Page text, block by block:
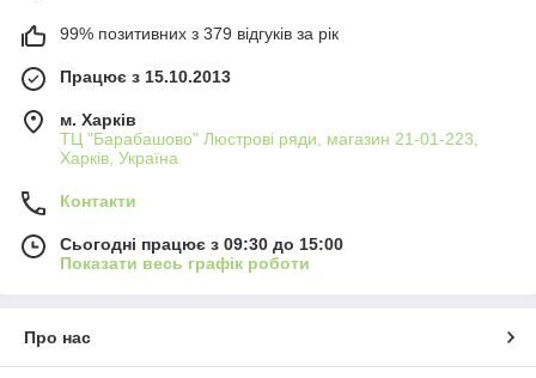
Світильники акцентного типу часто мають спрямоване світло,
гнучкі налаштування кута освітлення і можливість
регулювання яскравості. Це робить їх ідеальним
інструментом для дизайнерів і тих, хто цінує атмосферність і
продуманий інтер'єр.
Додайте виразності вашому простору - оберіть якісне
акцентне освітлення в нашому інтернет-магазині.
99% позитивних з 379 відгуків за рік
Працює з 15.10.2013
м. Харків
ТЦ "Барабашово" Люстрові ряди, магазин 21-01-223,
Харків, Україна
Контакти
Сьогодні працює з 09:30 до 15:00
Показати весь графік роботи
Про нас